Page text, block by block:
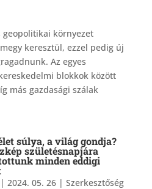
geopolitikai környezet
keresztül, ezzel pedig új
Az egyes
blokkok között
más gazdasági szálak
súlya, a világ gondja?
születésnapjára
minden eddigi
| 2024. 05. 26| Szerkesztőség